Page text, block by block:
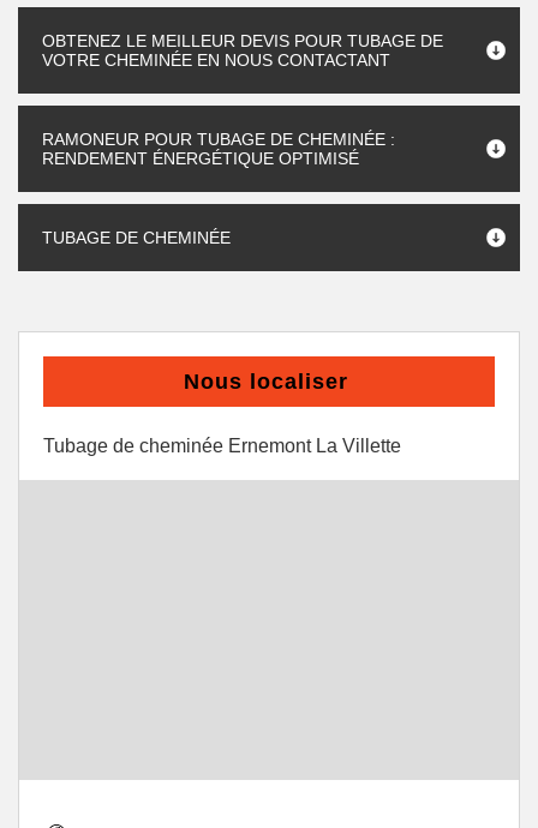
OBTENEZ LE MEILLEUR DEVIS POUR TUBAGE DE
VOTRE CHEMINÉE EN NOUS CONTACTANT
RAMONEUR POUR TUBAGE DE CHEMINÉE :
RENDEMENT ÉNERGÉTIQUE OPTIMISÉ
TUBAGE DE CHEMINÉE
Nous localiser
Tubage de cheminée Ernemont La Villette